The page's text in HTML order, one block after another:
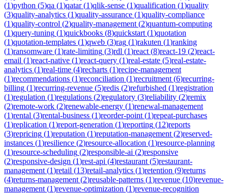
(1)python (5)qa (1)qatar(1)qlik-sense (1)qualification (1)quality
(3)quality-analytics (1)quality-assurance (1)quality-compliance
(1)quality-control (2)quality-management (2)quantum-computing
(1)query-tuning (1)quickbooks (8)quickstart (1)quotation
(1)quotation-templates (1)qweb (3)rag (1)rakuten (1)ranking
(1)ransomware (1)rate-limiting (3)rdl (1)react (8)react-19 (2)react-
email (1)react-native (1)react-query (1)real-estate (5)real-estate-
analytics (1)real-time (4)recharts (1)recipe-management
(1)recommendations (1)reconciliation (1)recruitment (6)recurring-
billing (1)recurring-revenue (5)redis (2)refurbished (1)registration
(1)regulation (1)regulations (2)regulatory (3)reliability (2)remix
(2)remote-work (2)renewable-energy (1)renewal-management
(1)rental (3)rental-business (1)reorder-point (1)repeat-purchases
(1)replication (1)report-generation (1)reporting (12)reports
(3)repricing (1)reputation (1)reputation-management (2)reserved-
instances (1)resilience (2)resource-allocation (1)resource-planning
(1)resource-scheduling (2)responsible-ai (2)responsive
(2)responsive-design (1)rest-api (4)restaurant (5)restaurant-
management (1)retail (13)retail-analytics (1)retention (9)returns
(4)returns-management (2)reusable-patterns (1)revenue (10)revenue-
management (1)revenue-optimization (1)revenue-recognition